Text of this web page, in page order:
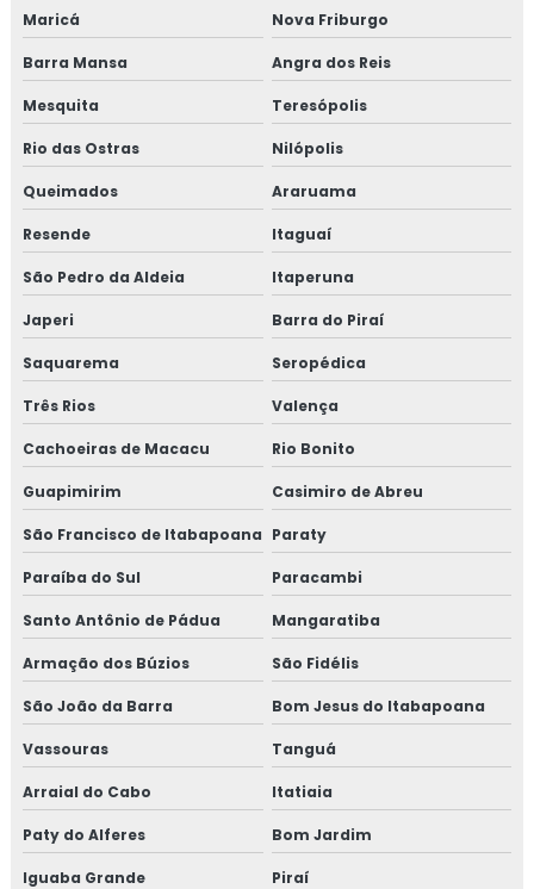
Maricá Nova Friburgo
Barra Mansa Angra dos Reis
Mesquita Teresópolis
Rio das Ostras Nilópolis
Queimados Araruama
Resende Itaguaí
São Pedro da Aldeia Itaperuna
Japeri Barra do Piraí
Saquarema Seropédica
Três Rios Valença
Cachoeiras de Macacu Rio Bonito
Guapimirim Casimiro de Abreu
São Francisco de Itabapoana Paraty
Paraíba do Sul Paracambi
Santo Antônio de Pádua Mangaratiba
Armação dos Búzios São Fidélis
São João da Barra Bom Jesus do Itabapoana
Vassouras Tanguá
Arraial do Cabo Itatiaia
Paty do Alferes Bom Jardim
Iguaba Grande Piraí